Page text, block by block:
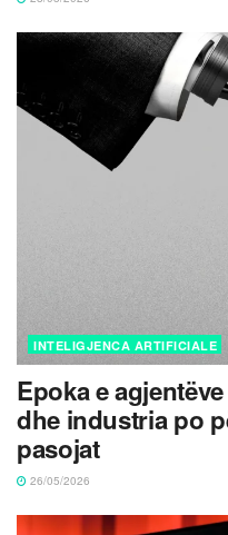
INTELIGJENCA ARTIFICIALE
Epoka e
dhe industria po
pasojat
26/05/2026